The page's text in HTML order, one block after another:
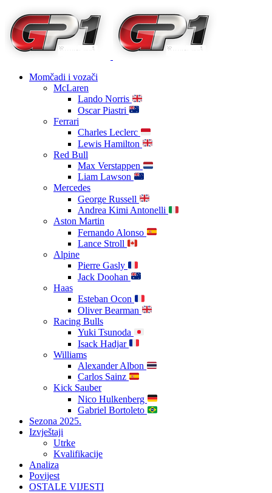
Momčadi i vozači
McLaren
Lando Norris
Oscar Piastri
Ferrari
Charles Leclerc
Lewis Hamilton
Red Bull
Max Verstappen
Liam Lawson
Mercedes
George Russell
Andrea Kimi Antonelli
Aston Martin
Fernando Alonso
Lance Stroll
Alpine
Pierre Gasly
Jack Doohan
Haas
Esteban Ocon
Oliver Bearman
Racing Bulls
Yuki Tsunoda
Isack Hadjar
Williams
Alexander Albon
Carlos Sainz
Kick Sauber
Nico Hulkenberg
Gabriel Bortoleto
Sezona 2025.
Izvještaji
Utrke
Kvalifikacije
Analiza
Povijest
OSTALE VIJESTI